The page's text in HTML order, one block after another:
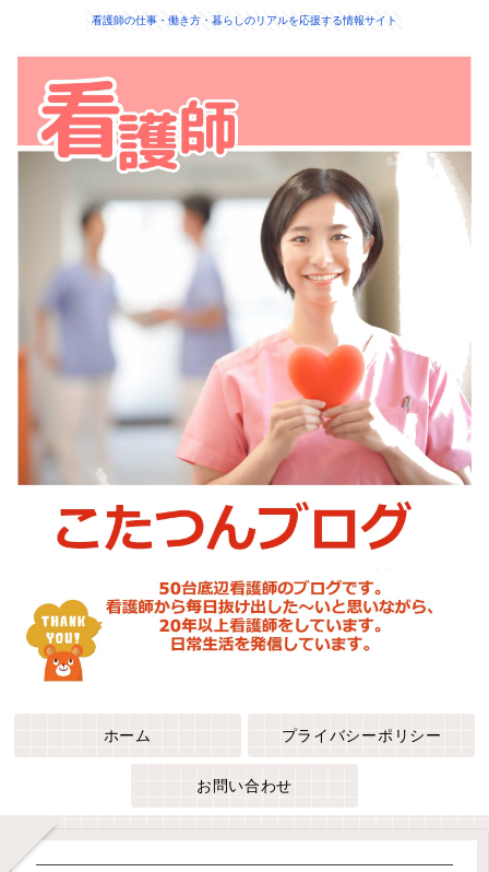
看護師の仕事・働き方・暮らしのリアルを応援する情報サイト
ホーム プライバシーポリシー
お問い合わせ